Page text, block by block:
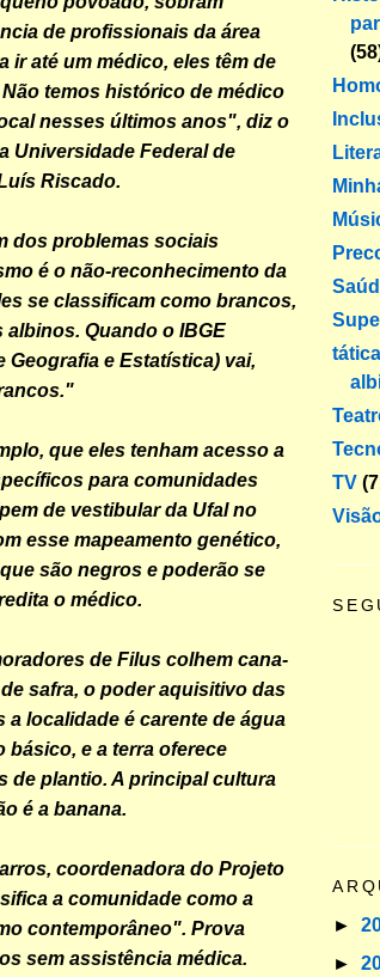
de profissionais da área
ir até um médico, eles têm de
temos histórico de médico
nesses últimos anos", diz o
Universidade Federal de
Riscado.
dos problemas sociais
é o não-reconhecimento da
se classificam como brancos,
Quando o IBGE
e Estatística) vai,
que eles tenham acesso a
para comunidades
de vestibular da Ufal no
esse mapeamento genético,
são negros e poderão se
o médico.
de Filus colhem cana-
safra, o poder aquisitivo das
a localidade é carente de água
básico, e a terra oferece
de plantio. A principal cultura
é a banana.
coordenadora do Projeto
a comunidade como a
contemporâneo". Prova
sem assistência médica.
TV
►
►